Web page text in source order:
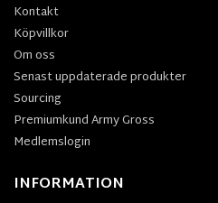
Kontakt
Köpvillkor
Om oss
Senast uppdaterade produkter
Sourcing
Premiumkund Army Gross
Medlemslogin
INFORMATION